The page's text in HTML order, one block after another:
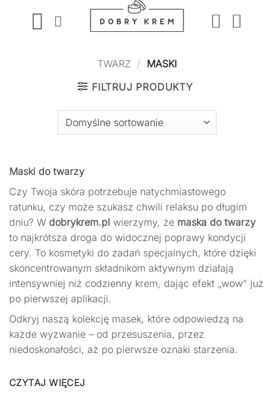
TWARZ / MASKI
FILTRUJ PRODUKTY
Maski do twarzy
Czy Twoja skóra potrzebuje natychmiastowego
ratunku, czy może szukasz chwili relaksu po długim
dniu? W dobrykrem.pl wierzymy, że maska do twarzy
to najkrótsza droga do widocznej poprawy kondycji
cery. To kosmetyki do zadań specjalnych, które dzięki
skoncentrowanym składnikom aktywnym działają
intensywniej niż codzienny krem, dając efekt „wow” już
po pierwszej aplikacji.
Odkryj naszą kolekcję masek, które odpowiedzą na
każde wyzwanie – od przesuszenia, przez
niedoskonałości, aż po pierwsze oznaki starzenia.
CZYTAJ WIĘCEJ